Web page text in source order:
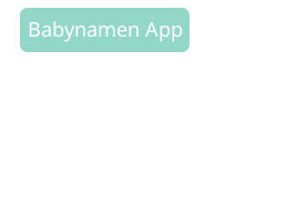
Babynamen App